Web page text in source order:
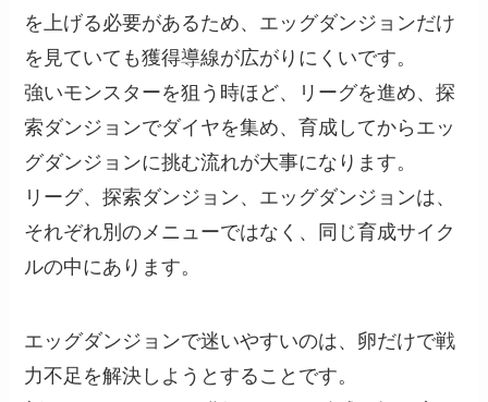
を上げる必要があるため、エッグダンジョンだけ
を見ていても獲得導線が広がりにくいです。
強いモンスターを狙う時ほど、リーグを進め、探
索ダンジョンでダイヤを集め、育成してからエッ
グダンジョンに挑む流れが大事になります。
リーグ、探索ダンジョン、エッグダンジョンは、
それぞれ別のメニューではなく、同じ育成サイク
ルの中にあります。
エッグダンジョンで迷いやすいのは、卵だけで戦
力不足を解決しようとすることです。